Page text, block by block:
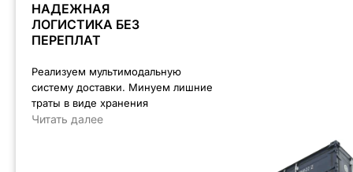
НАДЕЖНАЯ
ЛОГИСТИКА БЕЗ
ПЕРЕПЛАТ
Реализуем мультимодальную
систему доставки. Минуем лишние
траты в виде хранения
Читать далее